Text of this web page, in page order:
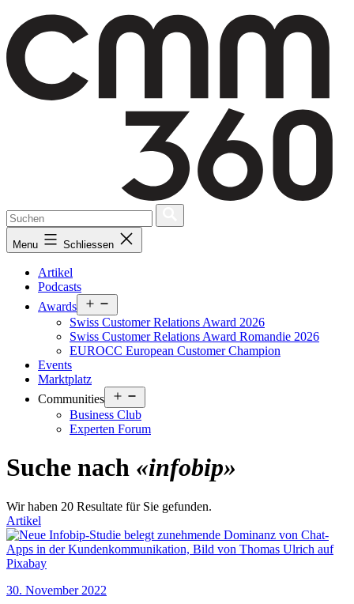
content
Menu Schliessen
Artikel
Podcasts
Awards
menu
Swiss Customer Relations Award 2026
Swiss Customer Relations Award Romandie 2026
EUROCC European Customer Champion
Events
Marktplatz
Communities
menu
Business Club
Experten Forum
Suche nach «infobip»
Wir haben 20 Resultate für Sie gefunden.
Artikel
30. November 2022